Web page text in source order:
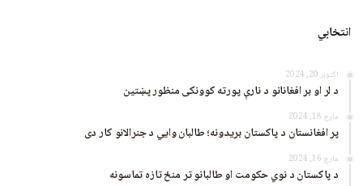
انتخابي
اکتوبر 20, 2024
د لر او بر افغانانو د نارې پورته کوونکی منظور پښتین
مارچ 18, 2024
پر افغانستان د پاکستان بریدونه؛ طالبان وايي د جنرالانو کار دی
مارچ 16, 2024
د پاکستان د نوي حکومت او طالبانو تر منځ تازه تماسونه